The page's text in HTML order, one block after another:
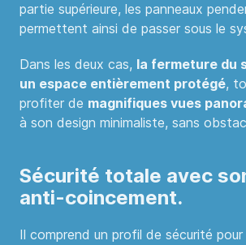
partie supérieure, les panneaux
permettent ainsi de passer sous le
Dans les deux cas, la fermeture du
un espace entièrement protégé,
profiter de magnifiques vues
à son design minimaliste, sans
Sécurité totale avec
anti-coincement.
Il comprend un profil de sécurité pour